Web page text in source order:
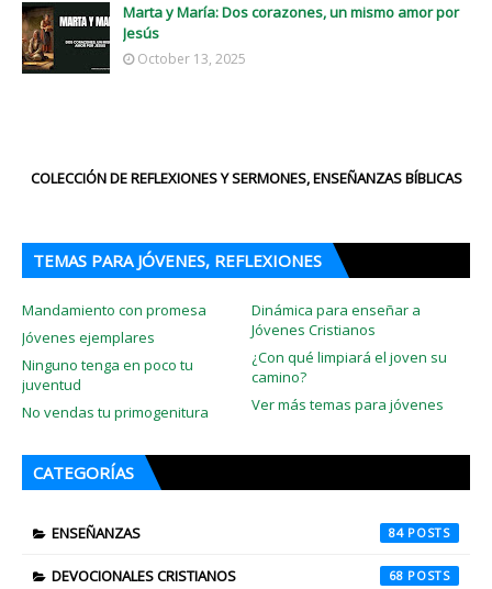
Marta y María: Dos corazones, un mismo amor por
Jesús
October 13, 2025
COLECCIÓN DE REFLEXIONES Y SERMONES, ENSEÑANZAS BÍBLICAS
TEMAS PARA JÓVENES, REFLEXIONES
Mandamiento con promesa
Dinámica para enseñar a
Jóvenes Cristianos
Jóvenes ejemplares
¿Con qué limpiará el joven su
camino?
Ninguno tenga en poco tu
juventud
Ver más temas para jóvenes
No vendas tu primogenitura
CATEGORÍAS
ENSEÑANZAS 84
DEVOCIONALES CRISTIANOS 68